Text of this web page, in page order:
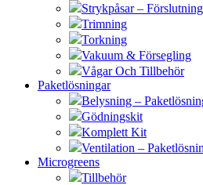
Strykpåsar –
Trimning
Torkning
Vakuum & Försegling
Vågar Och Tillbehör
Paketlösningar
Belysning –
Gödningskit
Komplett Kit
Ventilation –
Microgreens
Tillbehör